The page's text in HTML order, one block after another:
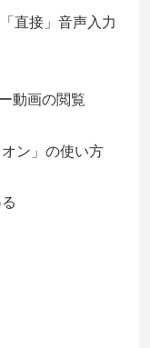
直接」音声入力
動画の閲覧
ン」の使い方